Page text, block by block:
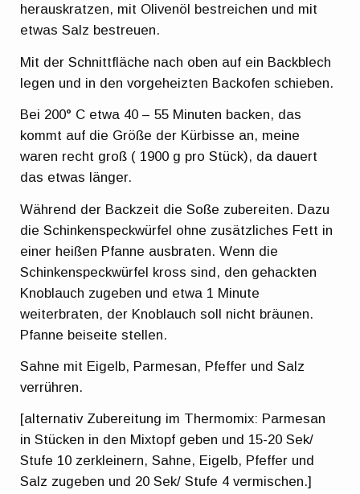
herauskratzen, mit Olivenöl bestreichen und mit
etwas Salz bestreuen.
Mit der Schnittfläche nach oben auf ein Backblech
legen und in den vorgeheizten Backofen schieben.
Bei 200° C etwa 40 – 55 Minuten backen, das
kommt auf die Größe der Kürbisse an, meine
waren recht groß ( 1900 g pro Stück), da dauert
das etwas länger.
Während der Backzeit die Soße zubereiten. Dazu
die Schinkenspeckwürfel ohne zusätzliches Fett in
einer heißen Pfanne ausbraten. Wenn die
Schinkenspeckwürfel kross sind, den gehackten
Knoblauch zugeben und etwa 1 Minute
weiterbraten, der Knoblauch soll nicht bräunen.
Pfanne beiseite stellen.
Sahne mit Eigelb, Parmesan, Pfeffer und Salz
verrühren.
[alternativ Zubereitung im Thermomix: Parmesan
in Stücken in den Mixtopf geben und 15-20 Sek/
Stufe 10 zerkleinern, Sahne, Eigelb, Pfeffer und
Salz zugeben und 20 Sek/ Stufe 4 vermischen.]